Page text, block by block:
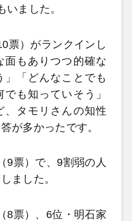
いました。
票）がランクインし
面もありつつ的確な
」「どんなことでも
も知っていそう」
、タモリさんの知性
が多かったです。
9票）で、9割弱の人
ました。
8票）、6位・明石家